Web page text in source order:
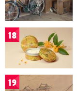
18
19